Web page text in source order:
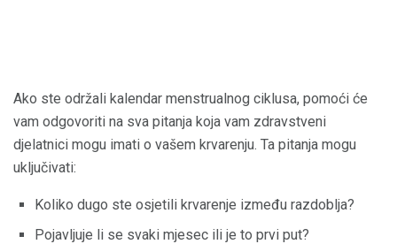
Ako ste održali kalendar menstrualnog ciklusa, pomoći će
vam odgovoriti na sva pitanja koja vam zdravstveni
djelatnici mogu imati o vašem krvarenju. Ta pitanja mogu
uključivati:
Koliko dugo ste osjetili krvarenje između razdoblja?
Pojavljuje li se svaki mjesec ili je to prvi put?